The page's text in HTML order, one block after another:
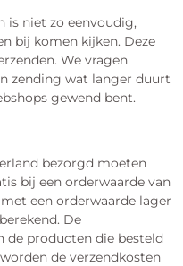
is niet zo eenvoudig,
bij komen kijken. Deze
We vragen
zending wat langer duurt
gewend bent.
bezorgd moeten
bij een orderwaarde van
een orderwaarde lager
De
de producten die besteld
de verzendkosten